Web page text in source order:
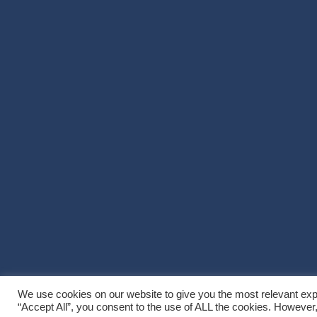
Copyright © 2026Villa Noël. All Rights Reserved|Graduate by
We use cookies on our website to give you the most relevant
“Accept All”, you consent to the use of ALL the cookies.